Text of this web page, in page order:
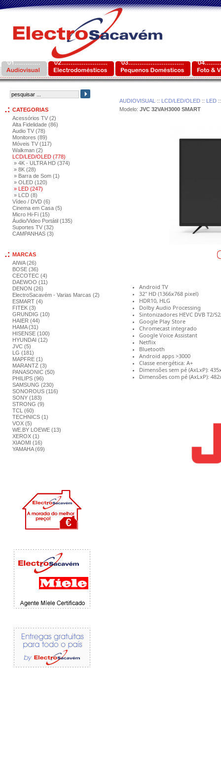
CATEGORIAS
Acessórios TV (2)
Alta Fidelidade (86)
Audio TV (78)
Monitores (89)
Móveis TV (117)
Walkman (2)
LCD/LED/OLED (778)
» 4K - ULTRA HD (374)
» 8K (28)
» Barra de Som (1)
» OLED (120)
» LED (247)
» LCD (8)
Vídeo / DVD (6)
Cinema em Casa (5)
Micro Hi-Fi (15)
Áudio/Video Portátil (135)
Suportes TV (32)
CAMPANHAS (3)
MARCAS
AIWA (26)
BOSE (36)
CECOTEC (4)
DAEWOO (11)
DENON (26)
ElectroSacavém - Varias Marcas (2)
ESMART (4)
FITEK (3)
GRUNDIG (10)
HAIER (44)
HAMA (31)
HISENSE (100)
HYUNDAI (12)
JVC (5)
LG (181)
MAPFRE (1)
MARANTZ (3)
PANASONIC (50)
PHILIPS (96)
SAMSUNG (230)
SONOROUS (116)
SONY (183)
STRONG (9)
TCL (60)
TECHNICS (1)
VOX (5)
WE.BY LOEWE (13)
XEROX (1)
XIAOMI (16)
YAMAHA (69)
AUDIOVISUAL :: LCD/LED/OLED:: LED::
Modelo: JVC 32VAH3000 SMART
Android TV
32" HD (1366x768 pixel)
HDR10, HLG
Dolby Audio Processing
Sintonizadores HEVC DVB T2/
Google Play Store
Chromecast integrado
Google Voice Assistant
Netflix
Bluetooth
Android apps >3000
Classe energética: A+
Dimensões sem pé (AxLxP):
Dimensões com pé (AxLxP):